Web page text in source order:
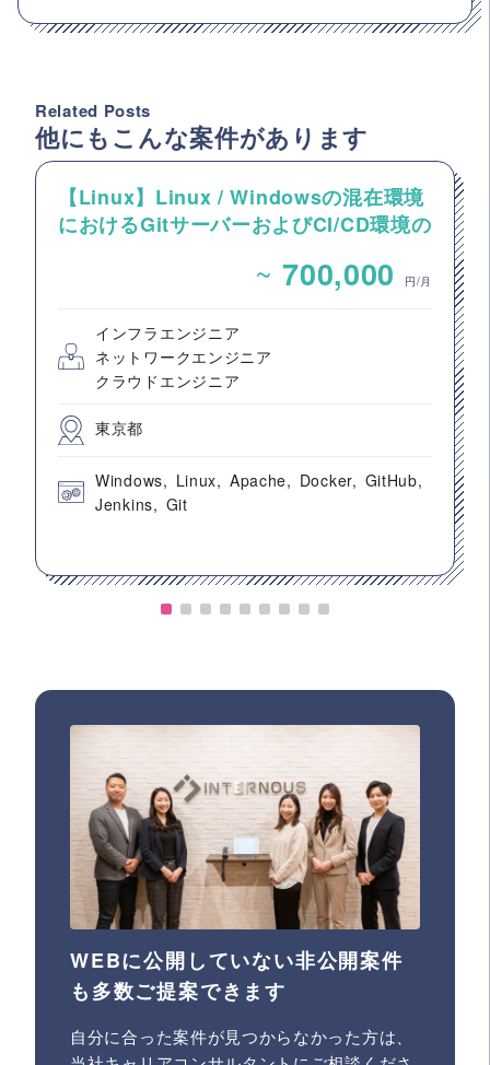
Related Posts
他にもこんな案件があります
【Linux】Linux / Windowsの混在環境
におけるGitサーバーおよびCI/CD環境の
~ 700,000 円/月
インフラエンジニア
ネットワークエンジニア
クラウドエンジニア
東京都
Windows Linux Apache Docker
GitHub
Jenkins
Git
WEBに公開していない非公開案件
も多数ご提案できます
自分に合った案件が見つからなかった方は、